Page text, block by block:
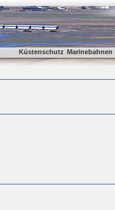
Küstenschutz Marinebahnen